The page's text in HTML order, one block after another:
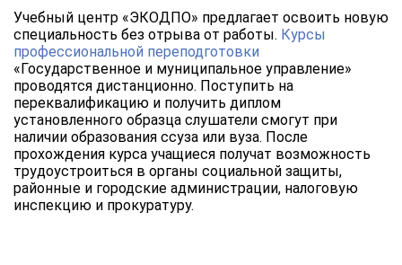
Учебный центр «ЭКОДПО» предлагает освоить новую
специальность без отрыва от работы. Курсы
профессиональной переподготовки
«Государственное и муниципальное управление»
проводятся дистанционно. Поступить на
переквалификацию и получить диплом
установленного образца слушатели смогут при
наличии образования ссуза или вуза. После
прохождения курса учащиеся получат возможность
трудоустроиться в органы социальной защиты,
районные и городские администрации, налоговую
инспекцию и прокуратуру.